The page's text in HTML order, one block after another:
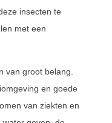
insecten te
met een
van groot belang.
en goede
van ziekten en